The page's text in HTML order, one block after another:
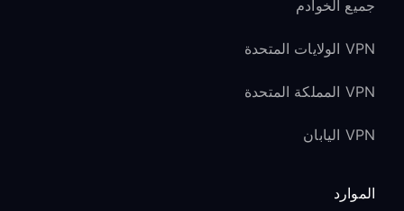
جميع الخوادم
VPN الولايات المتحدة
VPN المملكة المتحدة
VPN اليابان
الموارد